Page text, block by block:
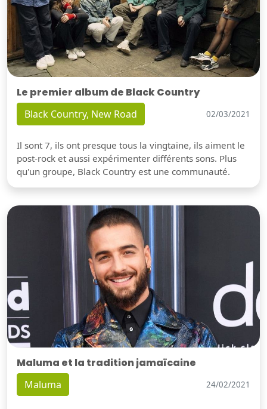
Le premier album de Black Country
Black Country, New Road 02/03/2021
Il sont 7, ils ont presque tous la vingtaine, ils aiment le
post-rock et aussi expérimenter différents sons. Plus
qu'un groupe, Black Country est une communauté.
Maluma et la tradition jamaïcaine
Maluma 24/02/2021